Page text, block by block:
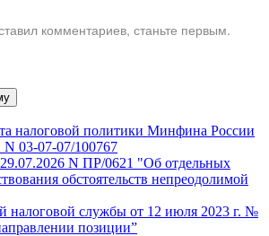
комментариев, станьте первым.
налоговой политики Минфина России
N 03-07-07/100767
N ПР/0621 "Об отдельных
обстоятельств непреодолимой
налоговой службы от 12 июля 2023 г. №
позиции”